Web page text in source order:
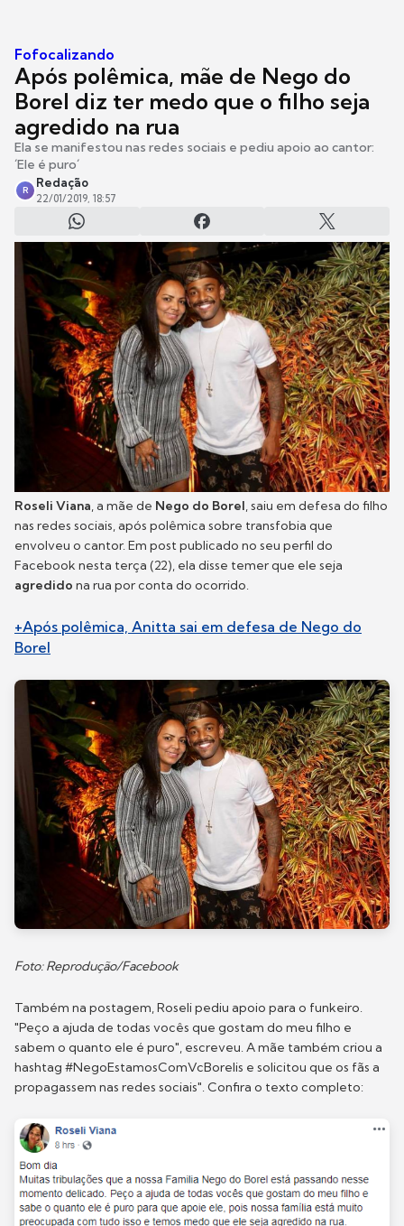
Fofocalizando
Após polêmica, mãe de Nego do
Borel diz ter medo que o filho seja
agredido na rua
Ela se manifestou nas redes sociais e pediu apoio ao cantor:
´Ele é puro´
R
Redação
22/01/2019, 18:57
Roseli Viana, a mãe de Nego do Borel, saiu em defesa do filho
nas redes sociais, após polêmica sobre transfobia que
envolveu o cantor. Em post publicado no seu perfil do
Facebook nesta terça (22), ela disse temer que ele seja
agredido na rua por conta do ocorrido.
+Após polêmica, Anitta sai em defesa de Nego do
Borel
Foto: Reprodução/Facebook
Também na postagem, Roseli pediu apoio para o funkeiro.
"Peço a ajuda de todas vocês que gostam do meu filho e
sabem o quanto ele é puro", escreveu. A mãe também criou a
hashtag #NegoEstamosComVcBorelis e solicitou que os fãs a
propagassem nas redes sociais". Confira o texto completo: